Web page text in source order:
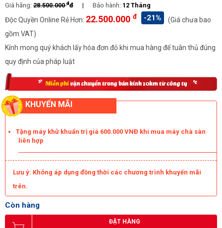
Giá hãng: 28.500.000đđ | Bảo hành: 12 Tháng
Độc Quyền Online Rẻ Hơn: 22.500.000 đ -21%
(Giá chưa bao
gồm VAT)
Kính mong quý khách lấy hóa đơn đỏ khi mua hàng để tuân thủ đúng
quy định của pháp luật
KHUYẾN MÃI
Tặng máy khử khuẩn trị giá 600.000 VNĐ khi mua máy chà sàn
liên hợp
Lưu ý: Không áp dụng đồng thời các chương trình khuyến mãi
trên.
Còn hàng
ĐẶT HÀNG